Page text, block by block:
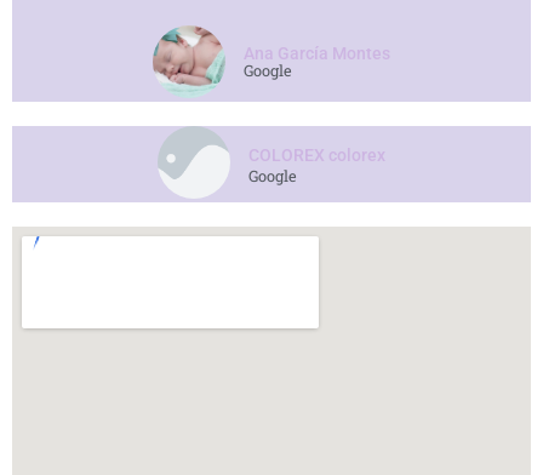
Ana García Montes
Google
COLOREX colorex
Google